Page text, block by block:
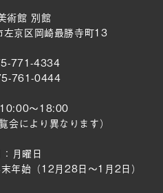
術館 別館
京区岡崎最勝寺町13
771-4334
761-0444
～18:00
会により異なります）
月曜日
年始（12月28日〜1月2日）